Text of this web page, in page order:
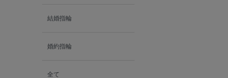
結婚指輪
婚約指輪
全て